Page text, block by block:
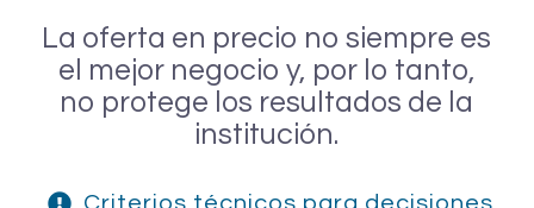
La oferta en precio no siempre es
el mejor negocio y, por lo tanto,
no protege los resultados de la
institución.